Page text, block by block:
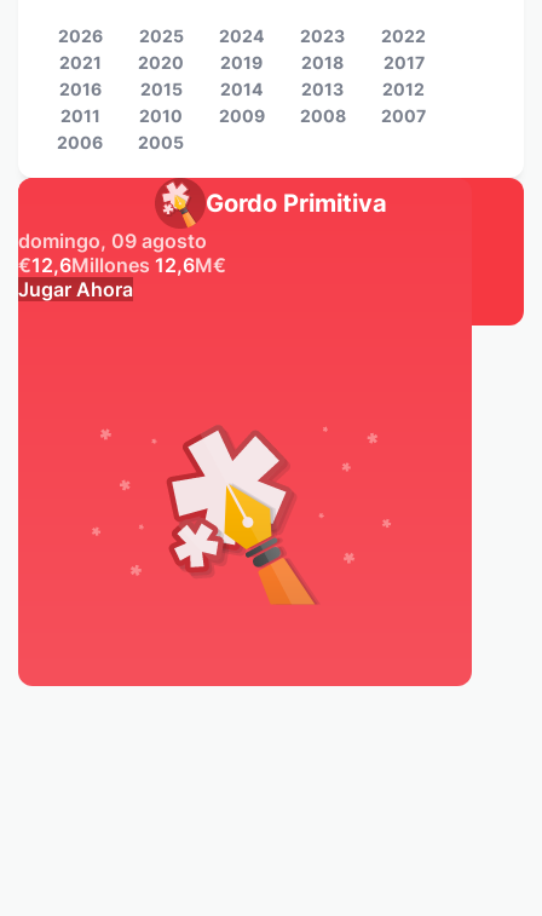
Gordo Primitiva
domingo, 09 agosto
€12,6Millones 12,6M€
Jugar Ahora
2026 2025 2024 2023
2022
2021
2020 2019 2018
2017
2016
2015 2014 2013
2012
2011
2010 2009 2008
2007
2006
2005